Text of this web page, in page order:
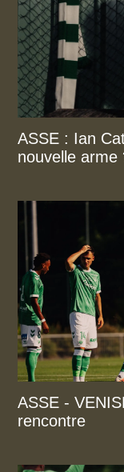
ASSE : Ian
nouvelle arme
ASSE -
rencontre